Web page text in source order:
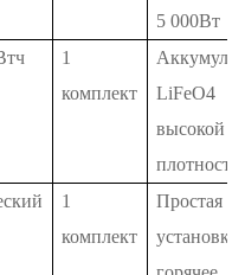
5000Вт
1
комплект
LiFeO4
высокой
плотности
1
комплект
Простая
установка,